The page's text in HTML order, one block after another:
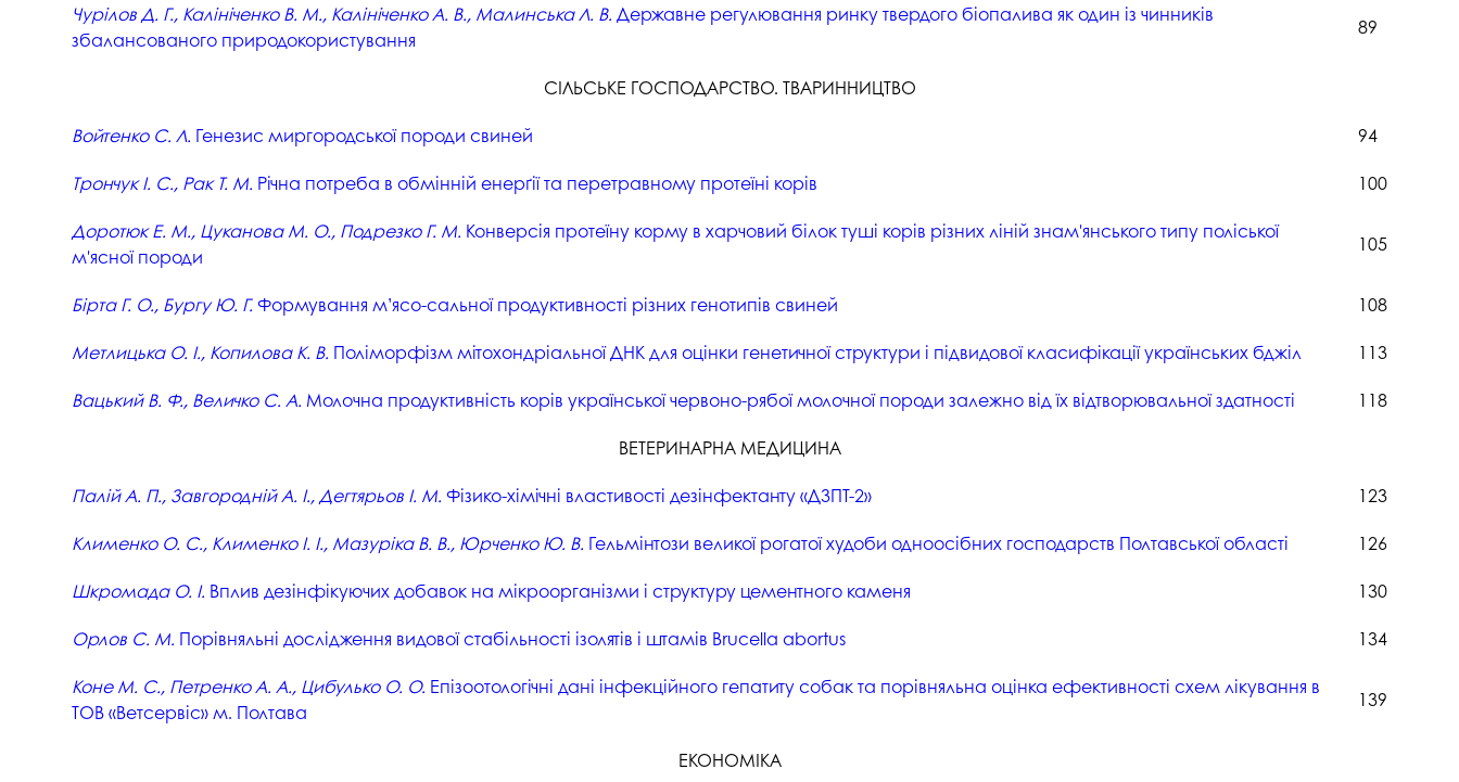
Чурілов Д. Г., Калініченко В. М., Калініченко А. В., Малинська Л. В. Державне регулювання ринку твердого біопалива як один із чинників
збалансованого природокористування
89
СІЛЬСЬКЕ ГОСПОДАРСТВО. ТВАРИННИЦТВО
Войтенко С. Л. Генезис миргородської породи свиней
94
Трончук І. С., Рак Т. М. Річна потреба в обмінній енерґії та перетравному протеїні корів
100
Доротюк Е. М., Цуканова М. О., Подрезко Г. М. Конверсія протеїну корму в харчовий білок туші корів різних ліній знам'янського типу поліської
м'ясної породи
105
Бірта Г. О., Бургу Ю. Г.Формування м’ясо-сальної продуктивності різних генотипів свиней
108
Метлицька О. І., Копилова К. В. Поліморфізм мітохондріальної ДНК для оцінки генетичної структури і підвидової класифікації українських бджіл
113
Вацький В. Ф., Величко С. А. Молочна продуктивність корів української червоно-рябої молочної породи залежно від їх відтворювальної здатності
118
ВЕТЕРИНАРНА МЕДИЦИНА
Палій А. П., Завгородній А. І., Дегтярьов І. М. Фізико-хімічні властивості дезінфектанту «ДЗПТ-2»
123
Клименко О. С., Клименко І. І., Мазуріка В. В., Юрченко Ю. В. Гельмінтози великої рогатої худоби одноосібних господарств Полтавської області
126
Шкромада О. І. Вплив дезінфікуючих добавок на мікроорганізми і структуру цементного каменя
130
Орлов С. М. Порівняльні дослідження видової стабільності ізолятів і штамів Вrucella abortus
134
Коне М. С., Петренко А. А., Цибулько О. О. Епізоотологічні дані інфекційного гепатиту собак та порівняльна оцінка ефективності схем лікування в
ТОВ «Ветсервіс» м. Полтава
139
ЕКОНОМІКА